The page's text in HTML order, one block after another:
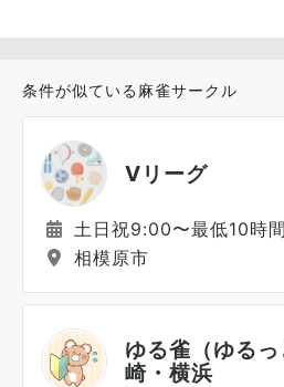
条件が似ている麻雀サークル
Vリーグ
土日祝9:00〜最低10時間
相模原市
ゆる雀（ゆるっ
崎・横浜